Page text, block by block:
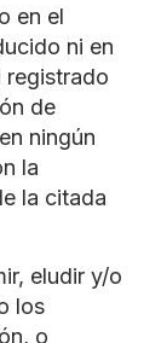
en el
ni en
registrado
de
ningún
la
la citada
eludir y/o
los
o